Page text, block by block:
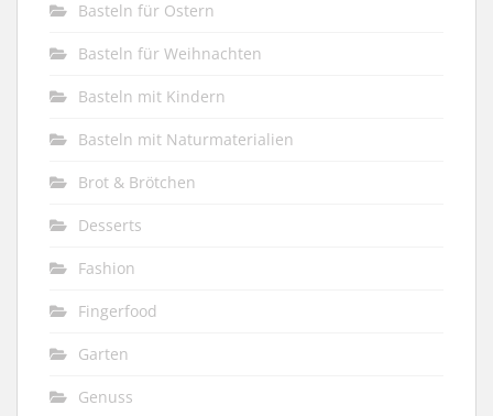
Basteln für Ostern
Basteln für Weihnachten
Basteln mit Kindern
Basteln mit Naturmaterialien
Brot & Brötchen
Desserts
Fashion
Fingerfood
Garten
Genuss